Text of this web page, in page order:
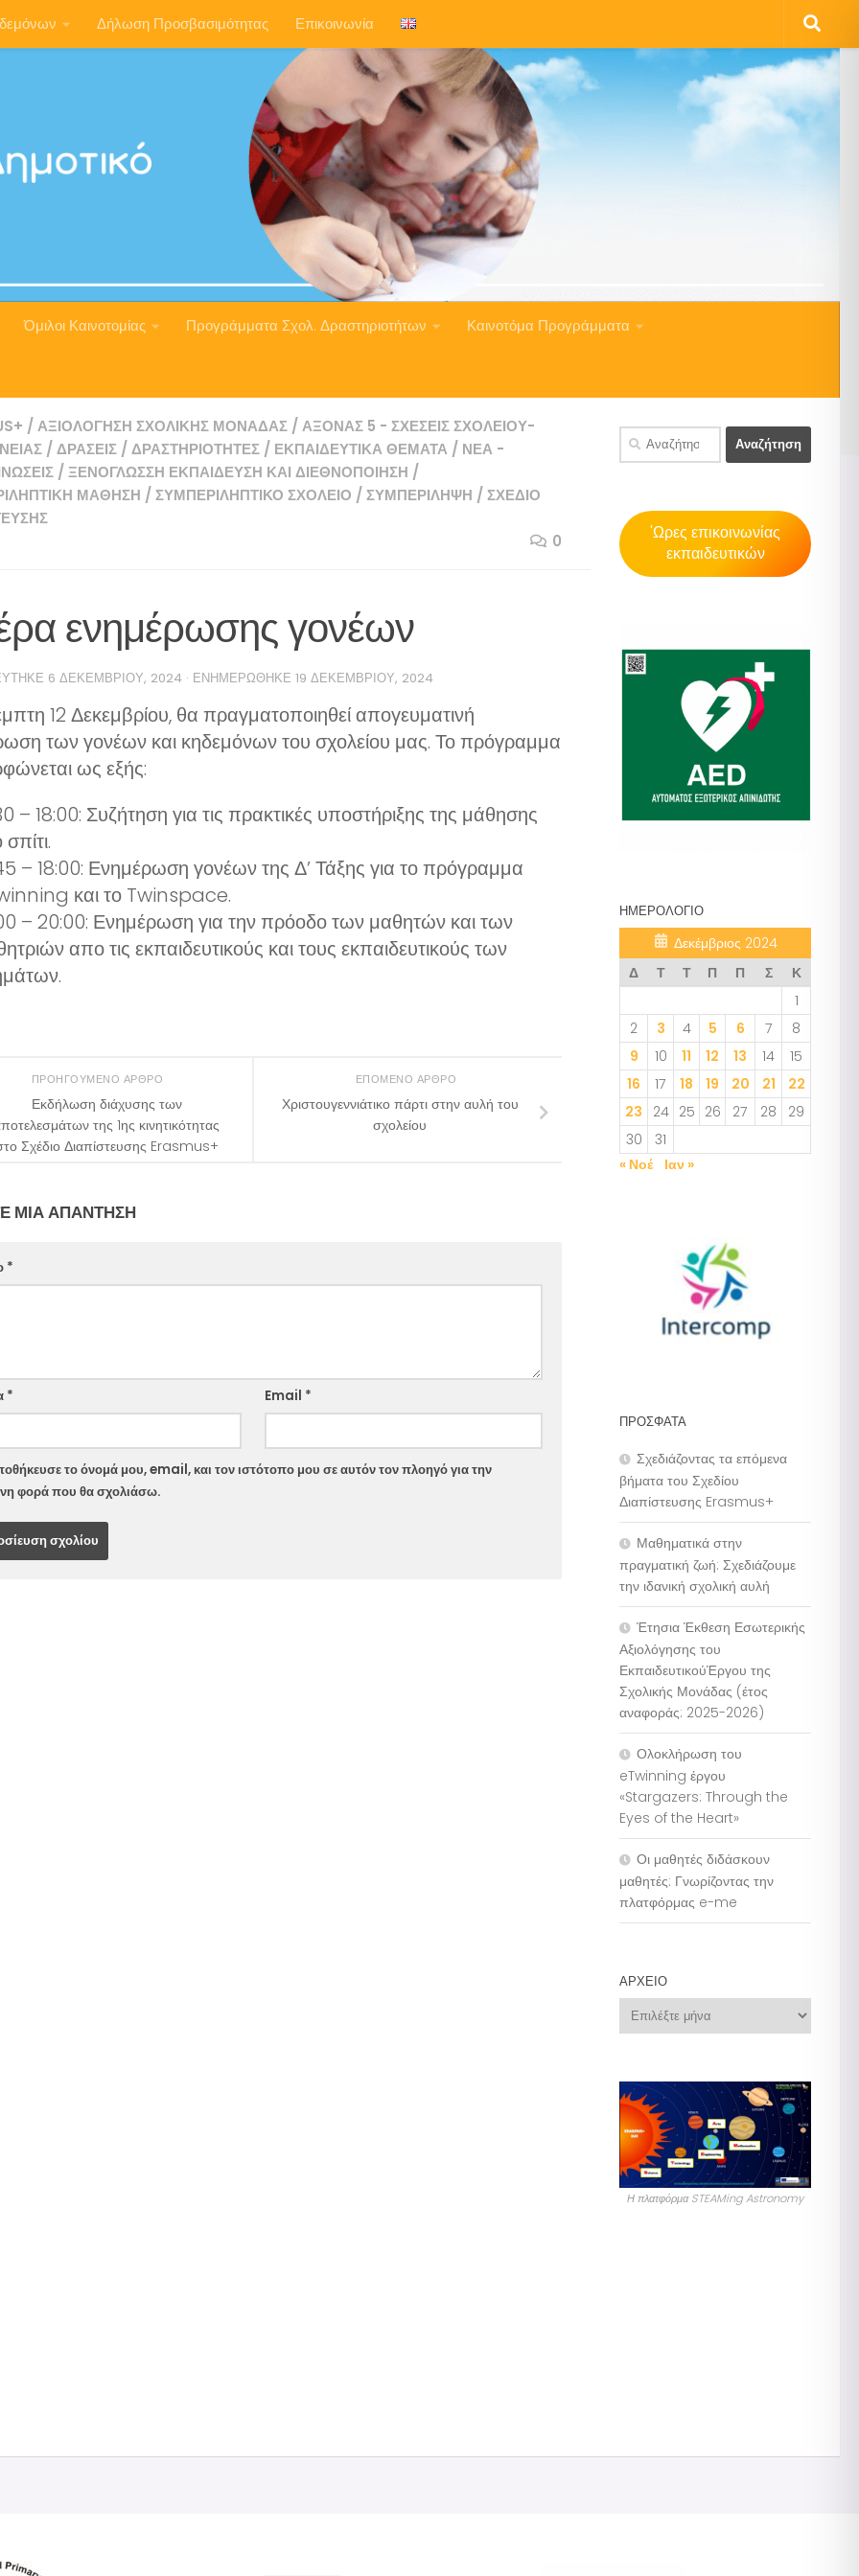
Δήλωση Προσβασιμότητας Επικοινωνία
Όμιλοι Καινοτομίας Προγράμματα Σχολ. Δραστηριοτήτων Καινοτόμα Προγράμματα
/ΑΞΙΟΛΌΓΗΣΗ ΣΧΟΛΙΚΉΣ ΜΟΝΆΔΑΣ /ΆΞΟΝΑΣ 5 - ΣΧΈΣΕΙΣ ΣΧΟΛΕΊΟΥ-
/ΔΡΆΣΕΙΣ /ΔΡΑΣΤΗΡΙΌΤΗΤΕΣ / ΕΚΠΑΙΔΕΥΤΙΚΆ ΘΈΜΑΤΑ / ΝΈΑ -
/ΞΕΝΟΓΛΩΣΣΗ ΕΚΠΑΊΔΕΥΣΗ ΚΑΙ ΔΙΕΘΝΟΠΟΊΗΣΗ /
ΜΆΘΗΣΗ /ΣΥΜΠΕΡΙΛΗΠΤΙΚΌ ΣΧΟΛΕΊΟ /ΣΥΜΠΕΡΊΛΗΨΗ /ΣΧΈΔΙΟ
0
ενημέρωσης γονέων
6 ΔΕΚΕΜΒΡΊΟΥ, 2024 · ΕΝΗΜΕΡΏΘΗΚΕ 19 ΔΕΚΕΜΒΡΊΟΥ, 2024
12 Δεκεμβρίου, θα πραγματοποιηθεί απογευματινή
των γονέων και κηδεμόνων του σχολείου μας. Το πρόγραμμα
ως εξής:
– 18:00: Συζήτηση για τις πρακτικές υποστήριξης της μάθησης
– 18:00: Ενημέρωση γονέων της Δ’ Τάξης για το πρόγραμμα
και το Twinspace.
– 20:00: Ενημέρωση για την πρόοδο των μαθητών και των
απο τις εκπαιδευτικούς και τους εκπαιδευτικούς των
ΕΠΌΜΕΝΟ ΆΡΘΡΟ
Χριστουγεννιάτικο πάρτι στην αυλή του
σχολείου
ΠΡΟΗΓΟΎΜΕΝΟ ΆΡΘΡΟ
Εκδήλωση διάχυσης των
της 1ης κινητικότητας
Σχέδιο Διαπίστευσης Erasmus+
ΜΙΑ ΑΠΆΝΤΗΣΗ
*
* Email *
το όνομά μου, email, και τον ιστότοπο μου σε αυτόν τον πλοηγό για την
φορά που θα σχολιάσω.
Αναζήτηση
για:
'Ωρες επικοινωνίας
εκπαιδευτικών
ΗΜΕΡΟΛΌΓΙΟ
Δεκέμβριος 2024
Δ
Τ Τ Π Π Σ
Κ
1
2
3 4 5 6 7
8
9
10 11 12 13 14
15
16
17 18 19 20 21
22
23
24 25 26 27 28
29
30
31
« Νοέ
Ιαν »
ΠΡΌΣΦΑΤΑ
Σχεδιάζοντας τα επόμενα
βήματα του Σχεδίου
Διαπίστευσης Erasmus+
Μαθηματικά στην
πραγματική ζωή: Σχεδιάζουμε
την ιδανική σχολική αυλή
Έτησια Έκθεση Εσωτερικής
Αξιολόγησης του
ΕκπαιδευτικούΈργου της
Σχολικής Μονάδας (έτος
αναφοράς: 2025-2026)
Ολοκλήρωση του
eTwinning έργου
«Stargazers: Through the
Eyes of the Heart»
Οι μαθητές διδάσκουν
μαθητές: Γνωρίζοντας την
πλατφόρμας e-me
ΑΡΧΕΊΟ
Αρχείο
Η πλατφόρμα STEAMing Astronomy